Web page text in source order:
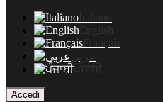
Italiano
English
Français
عربى
ਪੰਜਾਬੀ
Accedi